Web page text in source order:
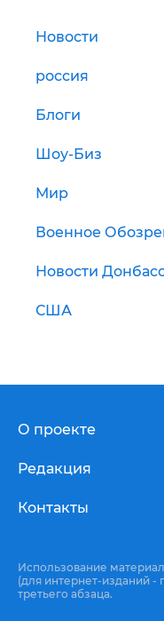
Новости
россия
Блоги
Шоу-Биз
Мир
Военное
Новости
США
О проекте
Редакция
Контакты
Использование
(для интернет-изданий -
третьего абзаца.